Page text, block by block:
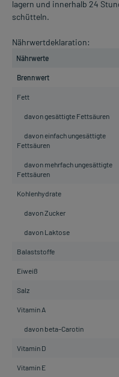
lagern und innerhalb 24
schütteln.
Nährwertdeklaration:
Nährwerte
Brennwert
Fett
davon gesättigte Fettsäuren
davon einfach ungesättigte
Fettsäuren
davon mehrfach ungesättigte
Fettsäuren
Kohlenhydrate
davon Zucker
davon Laktose
Balaststoffe
Eiweiß
Salz
Vitamin A
davon beta–Carotin
Vitamin D
Vitamin E